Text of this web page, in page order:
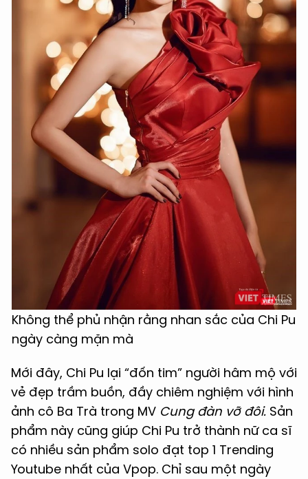
Không thể phủ nhận rằng nhan sắc của Chi Pu
ngày càng mặn mà
Mới đây, Chi Pu lại “đốn tim” người hâm mộ với
vẻ đẹp trầm buồn, đầy chiêm nghiệm với hình
ảnh cô Ba Trà trong MV Cung đàn vỡ đôi. Sản
phẩm này cũng giúp Chi Pu trở thành nữ ca sĩ
có nhiều sản phẩm solo đạt top 1 Trending
Youtube nhất của Vpop. Chỉ sau một ngày